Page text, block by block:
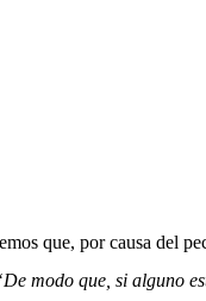
que, por causa del
modo que, si alguno